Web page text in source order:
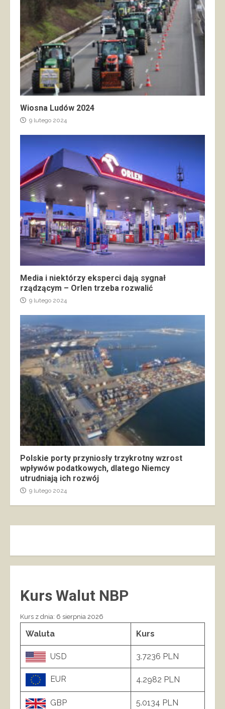
Wiosna Ludów 2024
9 lutego 2024
Media i niektórzy eksperci dają sygnał
rządzącym – Orlen trzeba rozwalić
9 lutego 2024
Polskie porty przyniosły trzykrotny wzrost
wpływów podatkowych, dlatego Niemcy
utrudniają ich rozwój
9 lutego 2024
Kurs Walut NBP
Kurs z dnia: 6 sierpnia 2026
Waluta Kurs
USD 3.7236 PLN
EUR 4.2982 PLN
GBP 5.0134 PLN